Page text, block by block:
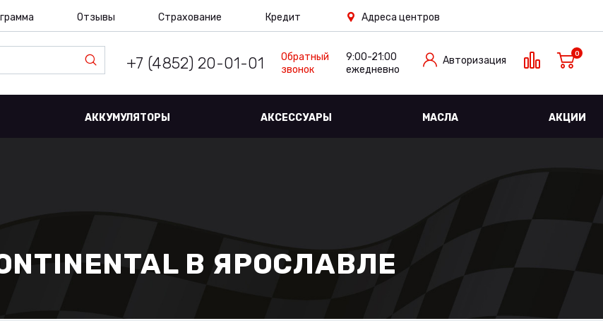
Отзывы Страхование Кредит Адреса центров
+7 (4852) 20-01-01
Обратный
звонок
9:00-21:00
ежедневно
Авторизация
0
АККУМУЛЯТОРЫ АКСЕССУАРЫ МАСЛА АКЦИИ
В ЯРОСЛАВЛЕ